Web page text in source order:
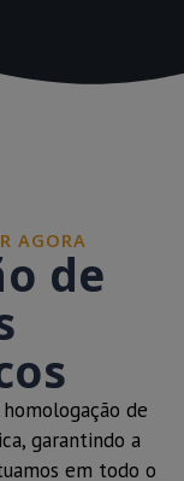
AGORA
de
de
garantindo a
em todo o